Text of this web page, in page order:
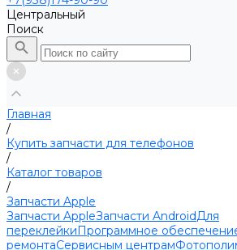
Центральный
Поиск
Главная
/
Купить запчасти для телефонов
/
Каталог товаров
/
Запчасти Apple
Запчасти AppleЗапчасти AndroidДля
переклейкиПрограммное
ремонтаСервисным центрам